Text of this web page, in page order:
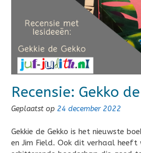
Recensie: Gekko
Geplaatst op 24 december 2022
Gekkie de Gekko is het nieuwste
en Jim Field. Ook dit verhaal heeft